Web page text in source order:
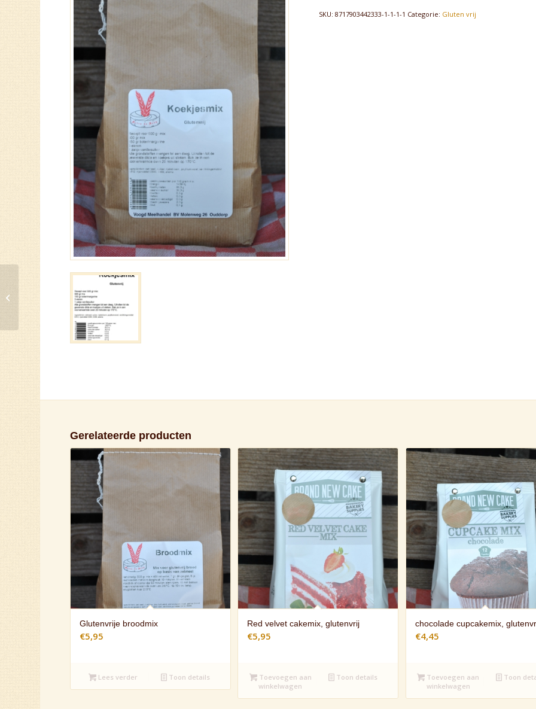
SKU:8717903442333-1-1-1-1 Categorie: Gluten vrij
Gerelateerde producten
Glutenvrije broodmix
€5,95
Lees verder Toon details
Red velvet cakemix, glutenvrij
€5,95
Toevoegen aan
winkelwagen
Toon details
chocolade cupcakemix,
€4,45
Toevoegen aan
winkelwagen
Toon
Glutenvrije mix voor
zachte broodjes